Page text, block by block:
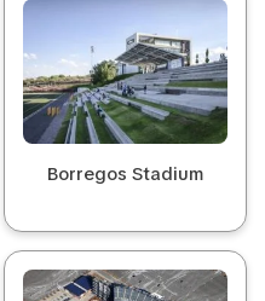
Borregos Stadium